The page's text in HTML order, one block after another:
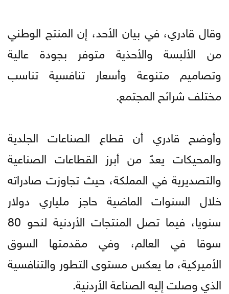
وقال قادري، في بيان الأحد، إن المنتج الوطني
من الألبسة والأحذية متوفر بجودة عالية
وتصاميم متنوعة وأسعار تنافسية تناسب
مختلف شرائح المجتمع.
وأوضح قادري أن قطاع الصناعات الجلدية
والمحيكات يعدّ من أبرز القطاعات الصناعية
والتصديرية في المملكة، حيث تجاوزت صادراته
خلال السنوات الماضية حاجز ملياري دولار
سنويا، فيما تصل المنتجات الأردنية لنحو 80
سوقا في العالم، وفي مقدمتها السوق
الأميركية، ما يعكس مستوى التطور والتنافسية
الذي وصلت إليه الصناعة الأردنية.